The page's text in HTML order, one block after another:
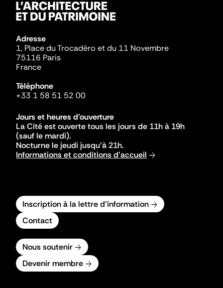
Adresse
1, Place du Trocadéro et du 11 Novembre
75116 Paris
France
Téléphone
+33 1 58 51 52 00
Jours et heures d'ouverture
La Cité est ouverte tous les jours de 11h à 19h
(sauf le mardi).
Nocturne le jeudi jusqu'à 21h.
Informations et conditions d'accueil
Inscription à la lettre d'information
Contact
Nous soutenir
Devenir membre